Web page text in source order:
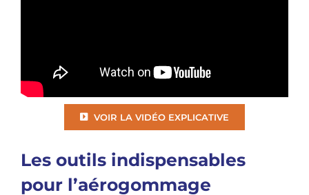
VOIR LA VIDÉO EXPLICATIVE
Les outils indispensables
pour l’aérogommage